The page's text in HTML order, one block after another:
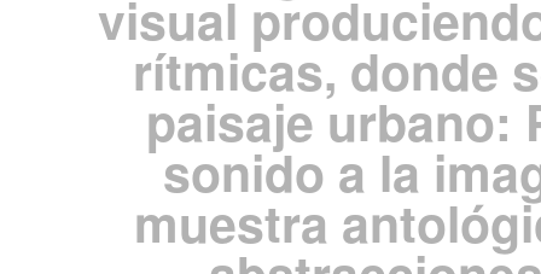
visual
rítmicas, donde
paisaje urbano:
sonido a la
muestra